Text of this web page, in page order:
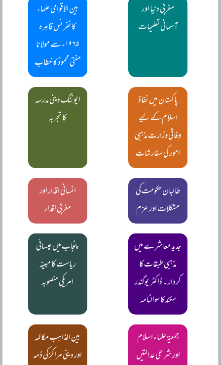
مغربی دنیا اور
آسمانی تعلیمات
بین الاقوامی علماء
کانفرنس قاہرہ
۱۹۶۵ء سے مولانا
مفتی محمودؒ کا خطاب
پاکستان میں نفاذ
اسلام کے لیے
وفاقی وزارت مذہبی
امور کی سفارشات
ایوننگ دینی مدرسہ
کا تجربہ
طالبان حکومت کی
مشکلات اور عزم
انسانی اقدار اور
مغربی اقدار
جدید معاشرے میں
مذہبی طبقات کا
کردار ۔ ڈاکٹر یوگندر
سکند کا سوالنامہ
پنجاب میں عیسائی
ریاست کا مبینہ
امریکی منصوبہ
جمعیۃ علماء اسلام
اور شرعی عدالتیں
بین المذاہب مکالمہ
اور دینی مراکز کی ذمہ